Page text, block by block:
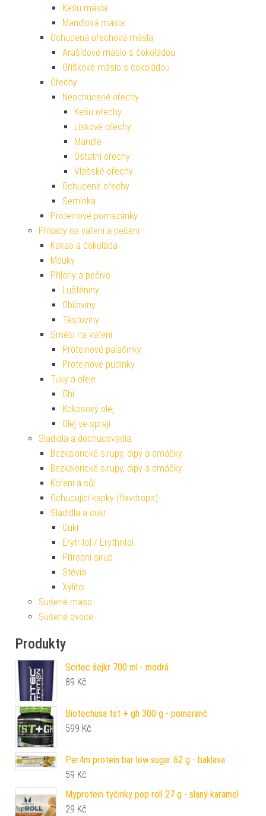
Kešu másla
Mandlová másla
Ochucená ořechová másla
Arašídové máslo s čokoládou
Oříškové máslo s čokoládou
Ořechy
Neochucené ořechy
Kešu ořechy
Lískové ořechy
Mandle
Ostatní ořechy
Vlašské ořechy
Ochucené ořechy
Semínka
Proteinové pomazánky
Přísady na vaření a pečení
Kakao a čokoláda
Mouky
Přílohy a pečivo
Luštěniny
Obiloviny
Těstoviny
Směsi na vaření
Proteinové palačinky
Proteinové pudinky
Tuky a oleje
Ghí
Kokosový olej
Olej ve spreji
Sladidla a dochucovadla
Bezkalorické sirupy, dipy a omáčky
Bezkalorické sirupy, dipy a omáčky
Koření a sůl
Ochucující kapky (flavdrops)
Sladidla a cukr
Cukr
Erytritol / Erythritol
Přírodní sirup
Stévia
Xylitol
Sušené maso
Sušené ovoce
Produkty
Scitec šejkr 700 ml - modrá
89 Kč
Biotechusa tst + gh 300 g - pomeranč
599 Kč
Per4m protein bar low sugar 62 g - baklava
59 Kč
Myprotein tyčinky pop roll 27 g - slaný karamel
29 Kč